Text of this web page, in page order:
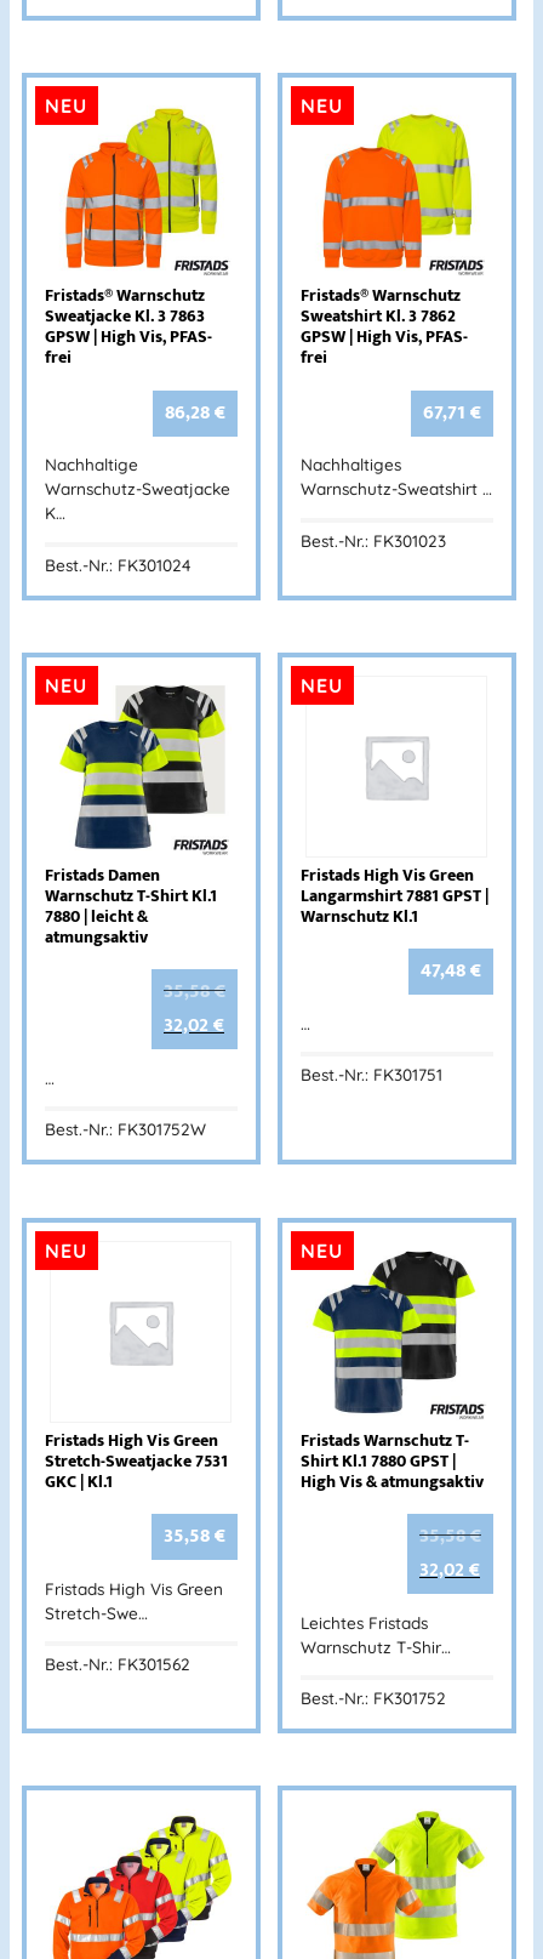
NEU
Fristads® Warnschutz
Sweatjacke Kl. 3 7863
GPSW | High Vis, PFAS-
frei
86,28€
Nachhaltige
Warnschutz-Sweatjacke
K…
Best.-Nr.: FK301024
NEU
Fristads® Warnschutz
Sweatshirt Kl. 3 7862
GPSW | High Vis, PFAS-
frei
67,71€
Nachhaltiges
Warnschutz-Sweatshirt …
Best.-Nr.: FK301023
NEU
Fristads Damen
Warnschutz T-Shirt Kl.1
7880 | leicht &
atmungsaktiv
35,58€
32,02€
…
Best.-Nr.: FK301752W
NEU
Fristads High Vis Green
Langarmshirt 7881 GPST |
Warnschutz Kl.1
47,48€
…
Best.-Nr.: FK301751
NEU
Fristads High Vis Green
Stretch-Sweatjacke 7531
GKC | Kl.1
35,58€
Fristads High Vis Green
Stretch-Swe…
Best.-Nr.: FK301562
NEU
Fristads Warnschutz T-
Shirt Kl.1 7880 GPST |
High Vis & atmungsaktiv
35,58€
32,02€
Leichtes Fristads
Warnschutz T-Shir…
Best.-Nr.: FK301752